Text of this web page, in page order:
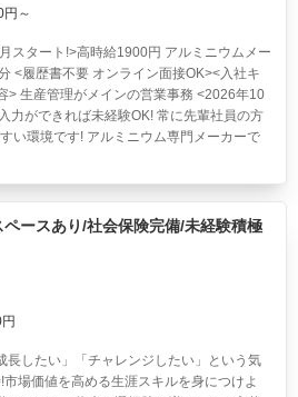
～
スタート!>高時給1900円 アルミニウムメー
<履歴書不要 オンライン面接OK><入社キ
> 生産管理がメインの営業事務 <2026年10
力ができれば未経験OK! 常に先輩社員の方
い環境です! アルミニウム専門メーカーで
ースあり/社会保険完備/未経験積極
長したい」「チャレンジしたい」という気
場価値を高める生涯スキルを身につけよ